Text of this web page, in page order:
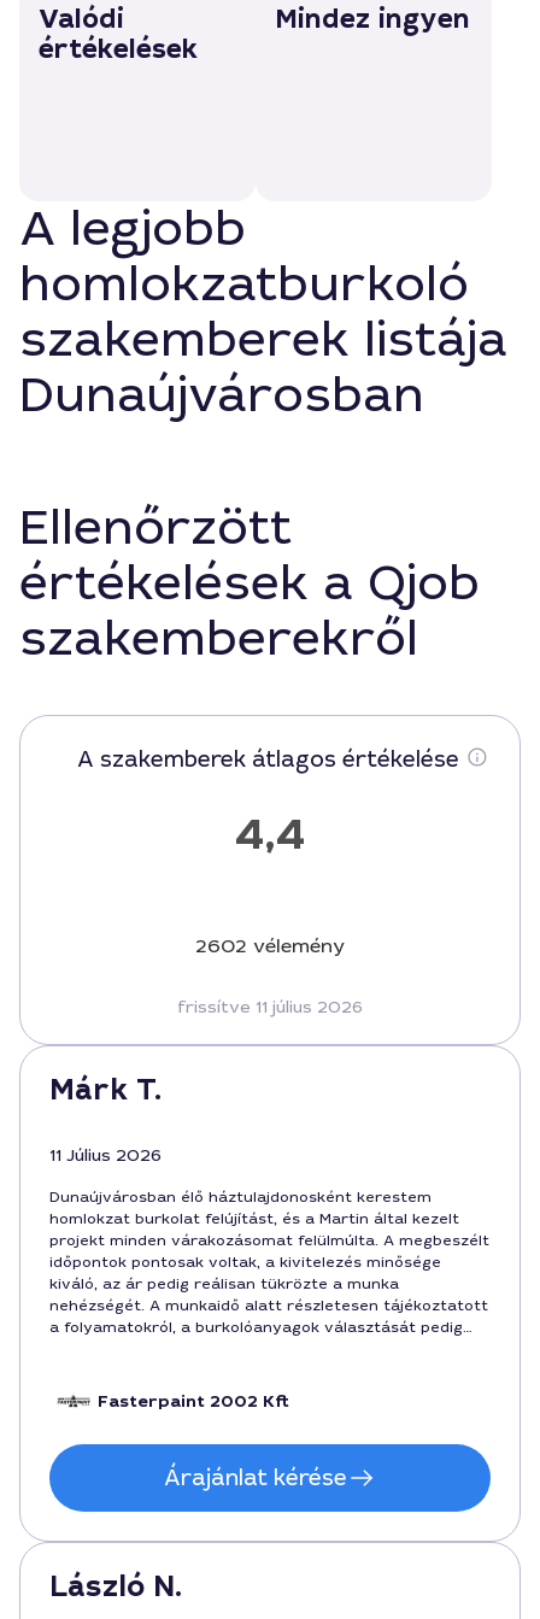
Valódi
értékelések
Mindez ingyen
A legjobb
homlokzatburkoló
szakemberek listája
Dunaújvárosban
Ellenőrzött
értékelések a Qjob
szakemberekről
A szakemberek átlagos értékelése
4,4
2602 vélemény
frissítve 11 július 2026
Márk T.
11 Július 2026
Dunaújvárosban élő háztulajdonosként kerestem
homlokzat burkolat felújítást, és a Martin által kezelt
projekt minden várakozásomat felülmúlta. A megbeszélt
időpontok pontosak voltak, a kivitelezés minősége
kiváló, az ár pedig reálisan tükrözte a munka
nehézségét. A munkaidő alatt részletesen tájékoztatott
a folyamatokról, a burkolóanyagok választását pedig
a munka 6 hét alatt készült el. Köszönöm a figyelmes
hozzáállást és a megbízhatóságot a Homlokzat burkolat
Fasterpaint 2002 Kft
Árajánlat kérése
László N.